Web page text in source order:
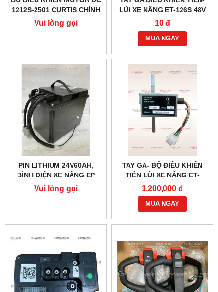
1212S-2501 CURTIS CHÍNH
HÃNG
Vui lòng gọi
LÙI XE NÂNG ET-126S 48V
(6 DÂY)
10 đ
MUA NGAY
PIN LITHIUM 24V60AH,
BÌNH ĐIỆN XE NÂNG EP
Vui lòng gọi
TAY GA- BỘ ĐIỀU KHIỂN
TIẾN LÙI XE NÂNG ET-
166MCU 24V-48V
1,200,000 đ
MUA NGAY